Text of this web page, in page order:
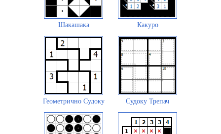
Шакашака Какуро
Геометрично Судоку Судоку Трепач